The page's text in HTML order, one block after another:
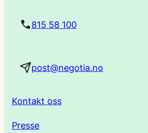
815 58 100
post@negotia.no
Kontakt oss
Presse